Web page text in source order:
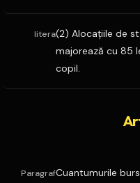
litera(2) Alocaţiile de
majorează cu 85
copil.
ParagrafCuantumurile